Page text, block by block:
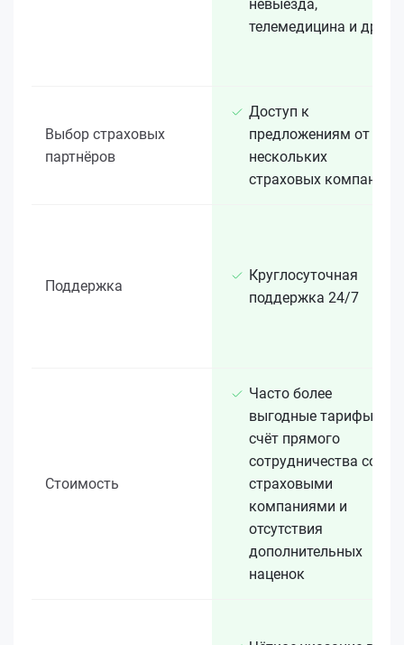
невыезда,
телемедицина и др.
Выбор страховых
партнёров
Доступ к
предложениям от
нескольких
страховых компаний
Поддержка
Круглосуточная
поддержка 24/7
Стоимость
Часто более
выгодные тарифы за
счёт прямого
сотрудничества со
страховыми
компаниями и
отсутствия
дополнительных
наценок